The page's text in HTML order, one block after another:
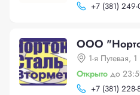
+7 (381)
ООО
1-я Путевая, 1
Открыто до
+7 (381) 228-